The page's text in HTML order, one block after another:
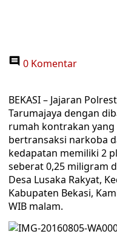
0 Komentar
BEKASI – Jajaran
Tarumajaya dengan
rumah kontrakan
bertransaksi narkoba
kedapatan memiliki 2
seberat 0,25 miligram
Desa Lusaka Rakyat,
Kabupaten Bekasi,
WIB malam.